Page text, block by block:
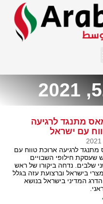
מתנגד לרגיעה
עם ישראל
מתנגד לרגיעה ארוכת טווח עם
שעסקת חילופי השבויים
שלבים. נדחה ביקורו של ראש
בישראל וברצועת עזה בגלל
המדיני בישראל בנושא